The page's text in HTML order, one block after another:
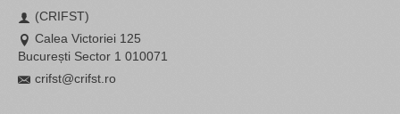
(CRIFST)
Calea Victoriei 125
București Sector 1 010071
crifst@crifst.ro